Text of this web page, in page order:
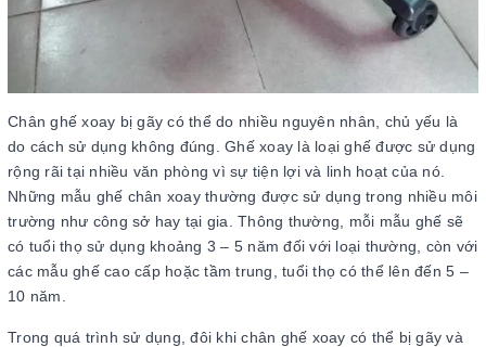
Chân ghế xoay bị gãy có thể do nhiều nguyên nhân, chủ yếu là
do cách sử dụng không đúng. Ghế xoay là loại ghế được sử dụng
rộng rãi tại nhiều văn phòng vì sự tiện lợi và linh hoạt của nó.
Những mẫu ghế chân xoay thường được sử dụng trong nhiều môi
trường như công sở hay tại gia. Thông thường, mỗi mẫu ghế sẽ
có tuổi thọ sử dụng khoảng 3 – 5 năm đối với loại thường, còn với
các mẫu ghế cao cấp hoặc tầm trung, tuổi thọ có thể lên đến 5 –
10 năm.
Trong quá trình sử dụng, đôi khi chân ghế xoay có thể bị gãy và